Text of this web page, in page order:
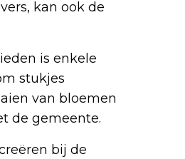
kan ook de
is enkele
stukjes
van bloemen
de gemeente.
bij de